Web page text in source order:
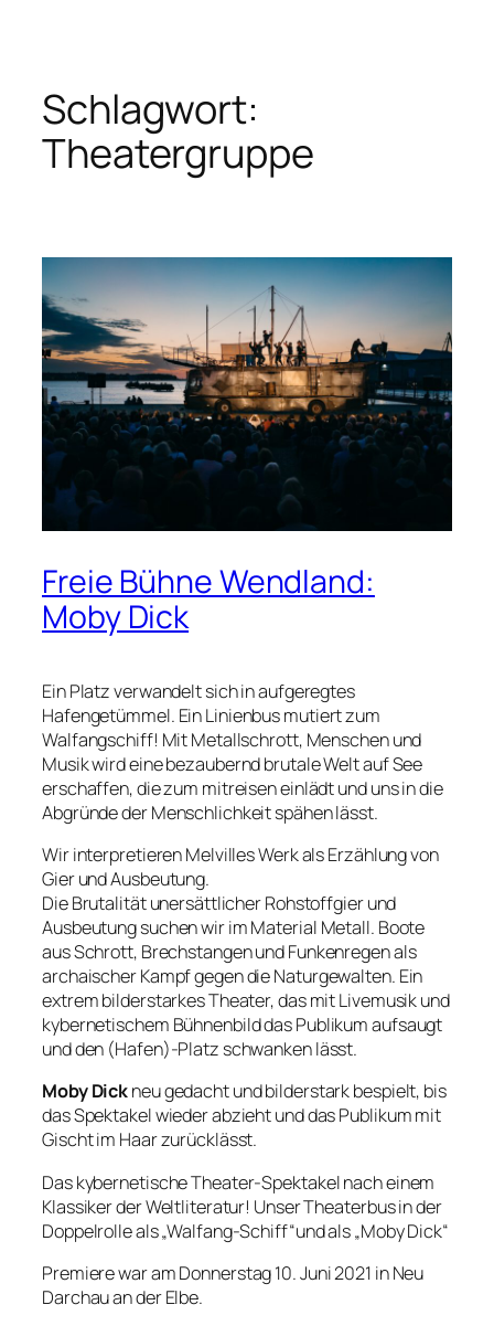
Schlagwort:
Theatergruppe
Freie Bühne Wendland:
Moby Dick
Ein Platz verwandelt sich in aufgeregtes
Hafengetümmel. Ein Linienbus mutiert zum
Walfangschiff! Mit Metallschrott, Menschen und
Musik wird eine bezaubernd brutale Welt auf See
erschaffen, die zum mitreisen einlädt und uns in die
Abgründe der Menschlichkeit spähen lässt.
Wir interpretieren Melvilles Werk als Erzählung von
Gier und Ausbeutung.
Die Brutalität unersättlicher Rohstoffgier und
Ausbeutung suchen wir im Material Metall. Boote
aus Schrott, Brechstangen und Funkenregen als
archaischer Kampf gegen die Naturgewalten. Ein
extrem bilderstarkes Theater, das mit Livemusik und
kybernetischem Bühnenbild das Publikum aufsaugt
und den (Hafen)-Platz schwanken lässt.
Moby Dickneu gedacht und bilderstark bespielt, bis
das Spektakel wieder abzieht und das Publikum mit
Gischt im Haar zurücklässt.
Das kybernetische Theater-Spektakel nach einem
Klassiker der Weltliteratur! Unser Theaterbus in der
Doppelrolle als „Walfang-Schiff“und als „Moby Dick“
Premiere war am Donnerstag 10. Juni 2021 in Neu
Darchau an der Elbe.